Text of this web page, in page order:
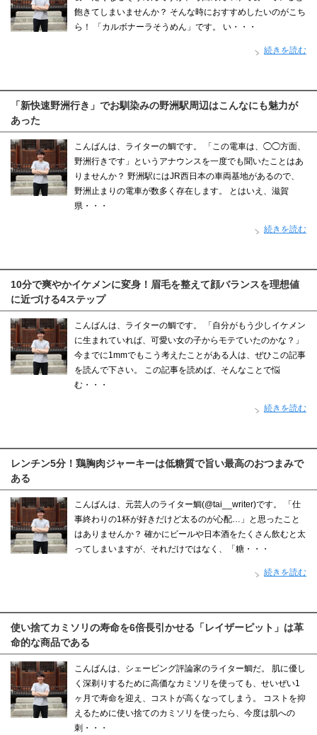
飽きてしまいませんか？ そんな時におすすめしたいのがこち
ら！ 「カルボナーラそうめん」です。 い・・・
続きを読む
「新快速野洲行き」でお馴染みの野洲駅周辺はこんなにも魅力が
あった
こんばんは、ライターの鯛です。 「この電車は、◯◯方面、
野洲行きです」というアナウンスを一度でも聞いたことはあ
りませんか？ 野洲駅にはJR西日本の車両基地があるので、
野洲止まりの電車が数多く存在します。 とはいえ、滋賀
県・・・
続きを読む
10分で爽やかイケメンに変身！眉毛を整えて顔バランスを理想値
に近づける4ステップ
こんばんは、ライターの鯛です。 「自分がもう少しイケメン
に生まれていれば、可愛い女の子からモテていたのかな？」
今までに1mmでもこう考えたことがある人は、ぜひこの記事
を読んで下さい。 この記事を読めば、そんなことで悩
む・・・
続きを読む
レンチン5分！鶏胸肉ジャーキーは低糖質で旨い最高のおつまみで
ある
こんばんは、元芸人のライター鯛(@tai__writer)です。 「仕
事終わりの1杯が好きだけど太るのが心配…」と思ったこと
はありませんか？ 確かにビールや日本酒をたくさん飲むと太
ってしまいますが、それだけではなく、「糖・・・
続きを読む
使い捨てカミソリの寿命を6倍長引かせる「レイザーピット」は革
命的な商品である
こんばんは、シェービング評論家のライター鯛だ。 肌に優し
く深剃りするために高価なカミソリを使っても、せいぜい1
ヶ月で寿命を迎え、コストが高くなってしまう。 コストを抑
えるために使い捨てのカミソリを使ったら、今度は肌への
刺・・・